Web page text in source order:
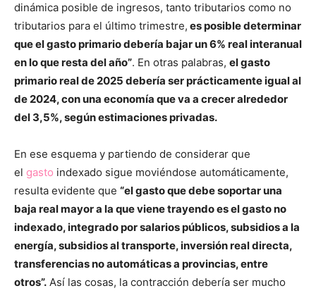
dinámica posible de ingresos, tanto tributarios como no
tributarios para el último trimestre, es posible determinar
que el gasto primario debería bajar un 6% real interanual
en lo que resta del año”. En otras palabras, el gasto
primario real de 2025 debería ser prácticamente igual al
de 2024, con una economía que va a crecer alrededor
del 3,5%, según estimaciones privadas.
En ese esquema y partiendo de considerar que
el gasto indexado sigue moviéndose automáticamente,
resulta evidente que “el gasto que debe soportar una
baja real mayor a la que viene trayendo es el gasto no
indexado, integrado por salarios públicos, subsidios a la
energía, subsidios al transporte, inversión real directa,
transferencias no automáticas a provincias, entre
otros”. Así las cosas, la contracción debería ser mucho